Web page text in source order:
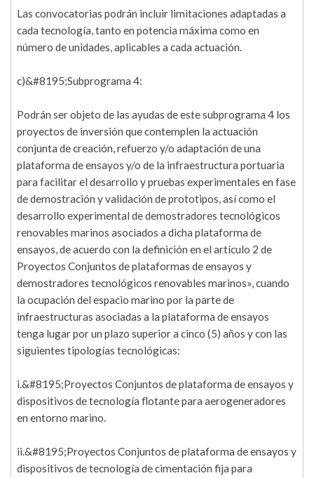
Las convocatorias podrán incluir limitaciones adaptadas a
cada tecnología, tanto en potencia máxima como en
número de unidades, aplicables a cada actuación.
c)&#8195;Subprograma 4:
Podrán ser objeto de las ayudas de este subprograma 4 los
proyectos de inversión que contemplen la actuación
conjunta de creación, refuerzo y/o adaptación de una
plataforma de ensayos y/o de la infraestructura portuaria
para facilitar el desarrollo y pruebas experimentales en fase
de demostración y validación de prototipos, así como el
desarrollo experimental de demostradores tecnológicos
renovables marinos asociados a dicha plataforma de
ensayos, de acuerdo con la definición en el artículo 2 de
Proyectos Conjuntos de plataformas de ensayos y
demostradores tecnológicos renovables marinos», cuando
la ocupación del espacio marino por la parte de
infraestructuras asociadas a la plataforma de ensayos
tenga lugar por un plazo superior a cinco (5) años y con las
siguientes tipologías tecnológicas:
i.&#8195;Proyectos Conjuntos de plataforma de ensayos y
dispositivos de tecnología flotante para aerogeneradores
en entorno marino.
ii.&#8195;Proyectos Conjuntos de plataforma de ensayos y
dispositivos de tecnología de cimentación fija para